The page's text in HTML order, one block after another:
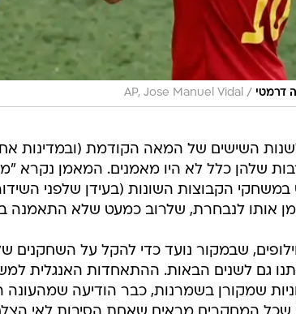
דרמטי /
AP, Jose Manuel Vidal
השישים של המאה הקודמת (ובמדינות
שלהן כלל לא היו מאמנים. המאמן נקרא
הקבוצות השונות (בעידן שלפני
אותו לנבחרת, שלרוב כמעט שלא התאמנה
שבמקור נועד כדי להקל על
גם לשנים הבאות. ההתאחדות האנגלית
שמקורן בשמרנות, כבר הודיעה שמהעונה